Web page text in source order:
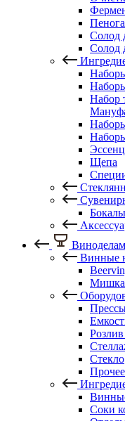
Солод
Солод
Набор
Щепа
Бокалы
Виноделам
Винные
Мишка
Стекло
Прочее
Соки